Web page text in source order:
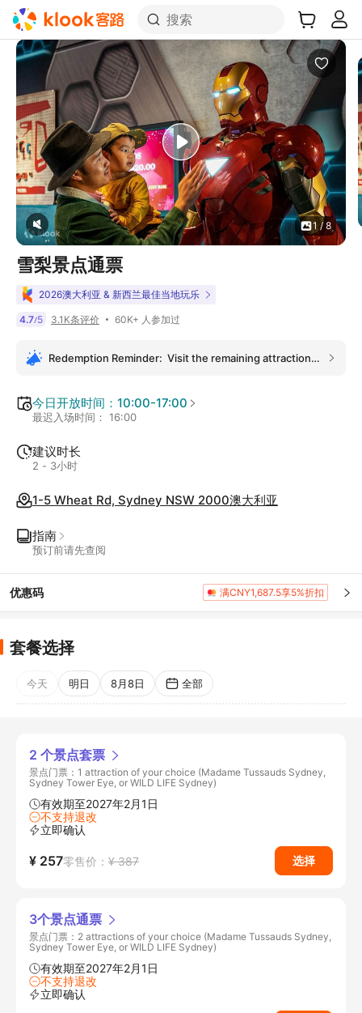
搜索
1 / 8
雪梨景点通票
2026澳大利亚 & 新西兰最佳当地玩乐
4.7/5 3.1K条评价 60K+ 人参加过
Redemption Reminder: Visit the remaining attractions
今日开放时间：10:00-17:00
最迟入场时间： 16:00
建议时长
2 - 3小时
1-5 Wheat Rd, Sydney NSW 2000澳大利亚
指南
预订前请先查阅
优惠码 满CNY1,687.5享5%折扣
套餐选择
今天 明日 8月8日 全部
2 个景点套票
景点门票：1 attraction of your choice (Madame Tussauds Sydney,
Sydney Tower Eye, or WILD LIFE Sydney)
有效期至2027年2月1日
不支持退改
立即确认
零售价： ¥ 387
¥ 257 选择
3个景点通票
景点门票：2 attractions of your choice (Madame Tussauds Sydney,
Sydney Tower Eye, or WILD LIFE Sydney)
有效期至2027年2月1日
不支持退改
立即确认